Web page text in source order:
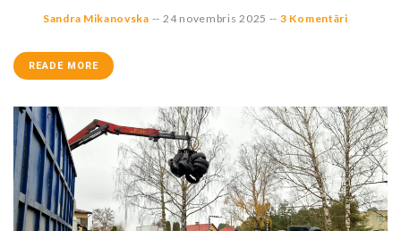
Sandra Mikanovska -- 24 novembris 2025 -- 3 Komentāri
READE MORE